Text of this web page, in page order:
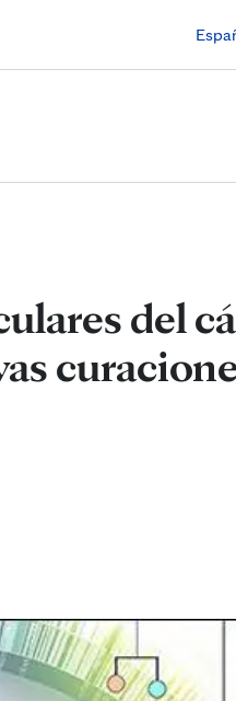
del